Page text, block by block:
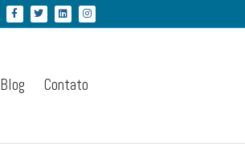
FacebookTwitter Linkedin
Blog Contato